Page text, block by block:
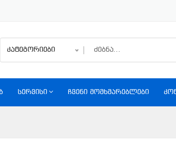
კატეგორიები
ᲡᲔᲠᲕᲘᲡᲘ ᲩᲕᲔᲜᲘ ᲛᲝᲛᲮᲛᲐᲠᲔᲑᲚᲔᲑᲘ